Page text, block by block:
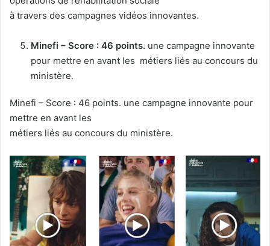
à travers des campagnes vidéos innovantes.
Minefi – Score : 46 points. une campagne innovante
pour mettre en avant les métiers liés au concours du
ministère.
Minefi – Score : 46 points. une campagne innovante pour
mettre en avant les
métiers liés au concours du ministère.